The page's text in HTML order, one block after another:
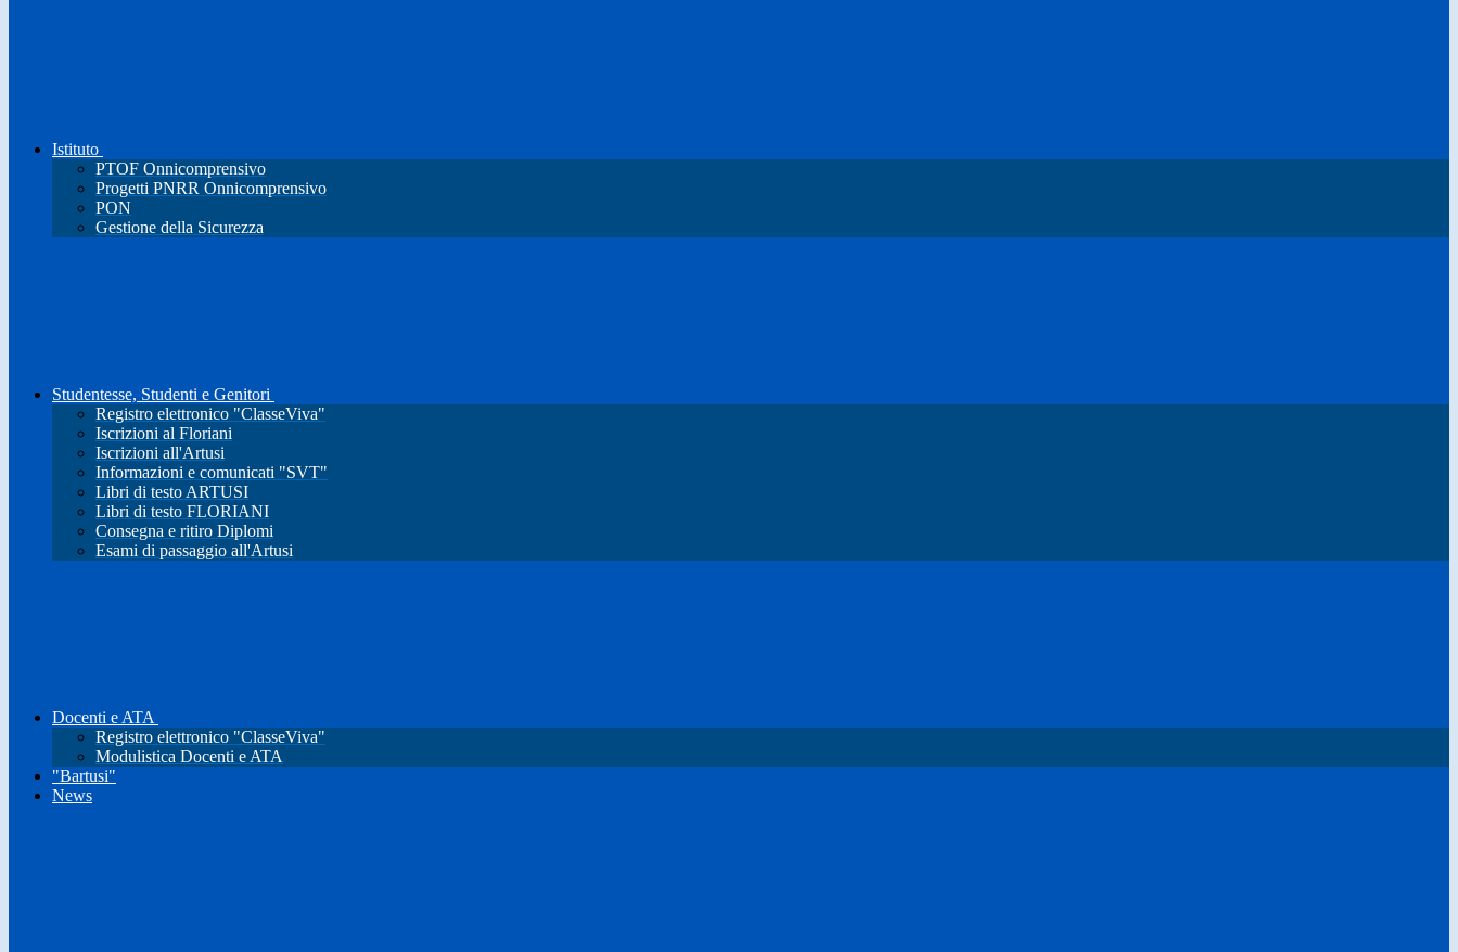
Istituto
PTOF Onnicomprensivo
Progetti PNRR Onnicomprensivo
PON
Gestione della Sicurezza
Studentesse, Studenti e Genitori
Registro elettronico "ClasseViva"
Iscrizioni al Floriani
Iscrizioni all'Artusi
Informazioni e comunicati "SVT"
Libri di testo ARTUSI
Libri di testo FLORIANI
Consegna e ritiro Diplomi
Esami di passaggio all'Artusi
Docenti e ATA
Registro elettronico "ClasseViva"
Modulistica Docenti e ATA
"Bartusi"
News